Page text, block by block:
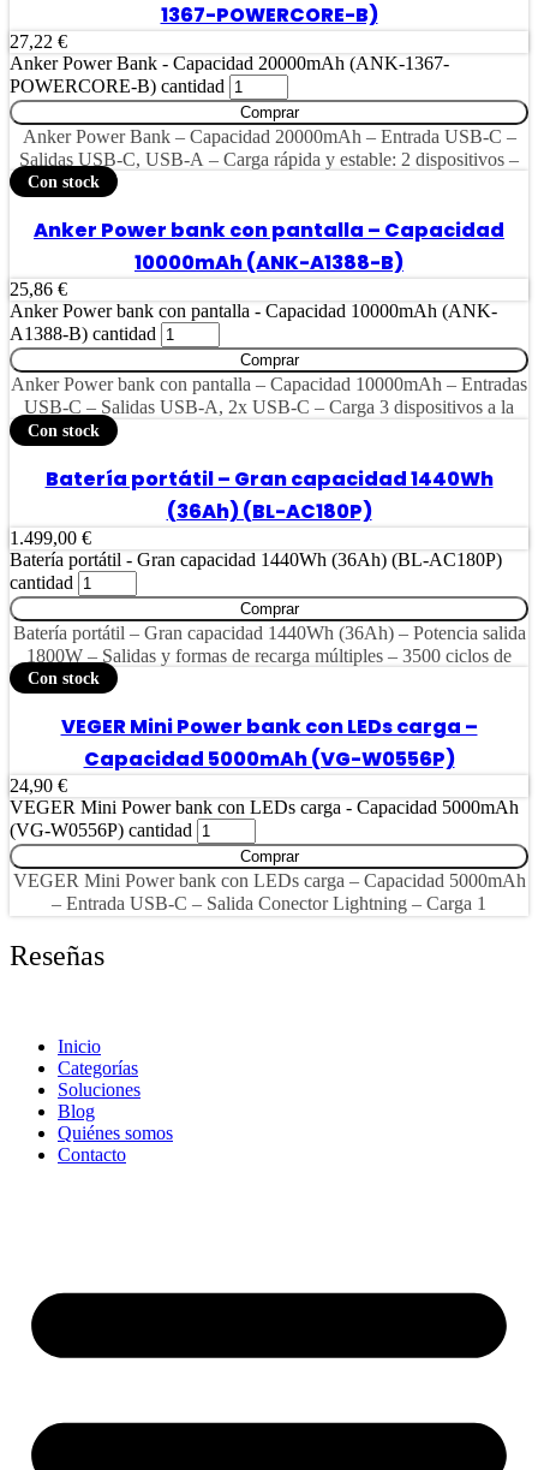
1367-POWERCORE-B)
27,22 €
Anker Power Bank - Capacidad 20000mAh (ANK-1367-
POWERCORE-B) cantidad
Comprar
Anker Power Bank – Capacidad 20000mAh – Entrada USB-C –
Salidas USB-C, USB-A – Carga rápida y estable: 2 dispositivos –
Con stock
Anker Power bank con pantalla – Capacidad
10000mAh (ANK-A1388-B)
25,86 €
Anker Power bank con pantalla - Capacidad 10000mAh (ANK-
A1388-B) cantidad
Comprar
Anker Power bank con pantalla – Capacidad 10000mAh – Entradas
USB-C – Salidas USB-A, 2x USB-C – Carga 3 dispositivos a la
Con stock
Batería portátil – Gran capacidad 1440Wh
(36Ah) (BL-AC180P)
1.499,00 €
Batería portátil - Gran capacidad 1440Wh (36Ah) (BL-AC180P)
cantidad
Comprar
Batería portátil – Gran capacidad 1440Wh (36Ah) – Potencia salida
1800W – Salidas y formas de recarga múltiples – 3500 ciclos de
vida | Función UPS – Pantalla LCD | Control vía app
Con stock
VEGER Mini Power bank con LEDs carga –
Capacidad 5000mAh (VG-W0556P)
24,90 €
VEGER Mini Power bank con LEDs carga - Capacidad 5000mAh
(VG-W0556P) cantidad
Comprar
VEGER Mini Power bank con LEDs carga – Capacidad 5000mAh
– Entrada USB-C – Salida Conector Lightning – Carga 1
Reseñas
Inicio
Categorías
Soluciones
Blog
Quiénes somos
Contacto